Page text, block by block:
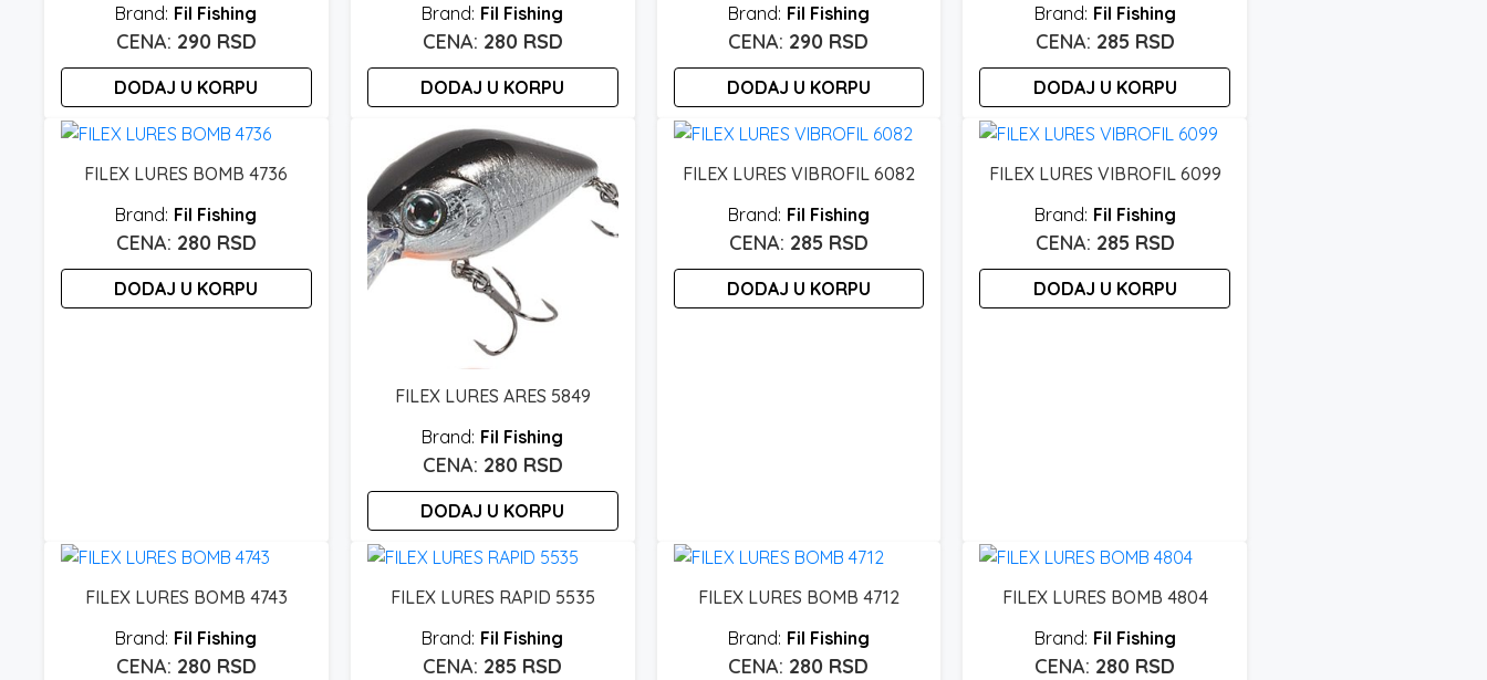
Fil Fishing
290 RSD
DODAJ U KORPU
Fil Fishing
280 RSD
DODAJ U KORPU
Fil Fishing
290 RSD
DODAJ U KORPU
Fil Fishing
285 RSD
DODAJ U KORPU
FILEX LURES BOMB 4736
Fil Fishing
280 RSD
DODAJ U KORPU
FILEX LURES ARES 5849
Fil Fishing
280 RSD
DODAJ U KORPU
FILEX LURES VIBROFIL 6082
Fil Fishing
285 RSD
DODAJ U KORPU
FILEX LURES VIBROFIL 6099
Fil Fishing
285 RSD
DODAJ U KORPU
FILEX LURES BOMB 4743
Fil Fishing
280 RSD
FILEX LURES RAPID 5535
Fil Fishing
285 RSD
FILEX LURES BOMB 4712
Fil Fishing
280 RSD
FILEX LURES BOMB 4804
Fil Fishing
280 RSD